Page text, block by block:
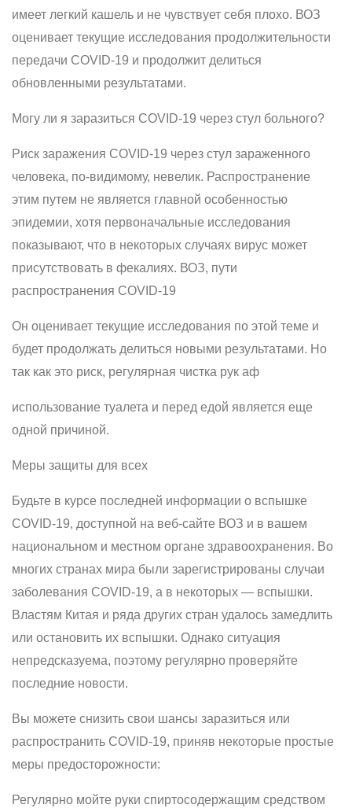
имеет легкий кашель и не чувствует себя плохо. ВОЗ
оценивает текущие исследования продолжительности
передачи COVID-19 и продолжит делиться
обновленными результатами.
Могу ли я заразиться COVID-19 через стул больного?
Риск заражения COVID-19 через стул зараженного
человека, по-видимому, невелик. Распространение
этим путем не является главной особенностью
эпидемии, хотя первоначальные исследования
показывают, что в некоторых случаях вирус может
присутствовать в фекалиях. ВОЗ, пути
распространения COVID-19
Он оценивает текущие исследования по этой теме и
будет продолжать делиться новыми результатами. Но
так как это риск, регулярная чистка рук аф
использование туалета и перед едой является еще
одной причиной.
Меры защиты для всех
Будьте в курсе последней информации о вспышке
COVID-19, доступной на веб-сайте ВОЗ и в вашем
национальном и местном органе здравоохранения. Во
многих странах мира были зарегистрированы случаи
заболевания COVID-19, а в некоторых — вспышки.
Властям Китая и ряда других стран удалось замедлить
или остановить их вспышки. Однако ситуация
непредсказуема, поэтому регулярно проверяйте
последние новости.
Вы можете снизить свои шансы заразиться или
распространить COVID-19, приняв некоторые простые
меры предосторожности:
Регулярно мойте руки спиртосодержащим средством